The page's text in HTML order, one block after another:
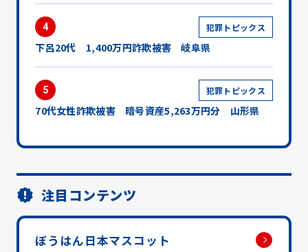
4 犯罪トピックス
下呂20代 1,400万円詐欺被害 岐阜県
5 犯罪トピックス
70代女性詐欺被害 暗号資産5,263万円分 山形県
注目コンテンツ
ぼうはん日本マスコット